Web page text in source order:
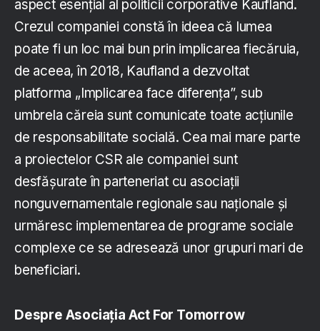
aspect esențial al politicii corporative Kaufland.
Crezul companiei constă în ideea că lumea
poate fi un loc mai bun prin implicarea fiecăruia,
de aceea, în 2018, Kaufland a dezvoltat
platforma „Implicarea face diferența”, sub
umbrela căreia sunt comunicate toate acțiunile
de responsabilitate socială. Cea mai mare parte
a proiectelor CSR ale companiei sunt
desfășurate în parteneriat cu asociații
nonguvernamentale regionale sau naționale și
urmăresc implementarea de programe sociale
complexe ce se adresează unor grupuri mari de
beneficiari.
Despre Asociația Act For Tomorrow